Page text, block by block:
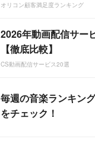
オリコン顧客満足度ランキング
2026年動画配信サー
【徹底比較】
CS動画配信サービス20選
毎週の音楽ランキン
をチェック！